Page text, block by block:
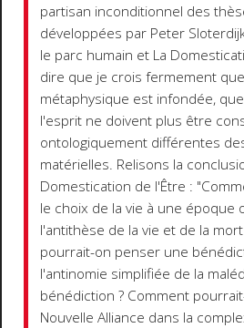
partisan inconditionnel des
développées par Peter
le parc humain et La
dire que je crois fermement
métaphysique est infondée,
l'esprit ne doivent plus être
ontologiquement différentes
matérielles. Relisons la
Domestication de l'Être :
le choix de la vie à une époque
l'antithèse de la vie et de la
pourrait-on penser une
l'antinomie simplifiée de la
bénédiction ? Comment
Nouvelle Alliance dans la